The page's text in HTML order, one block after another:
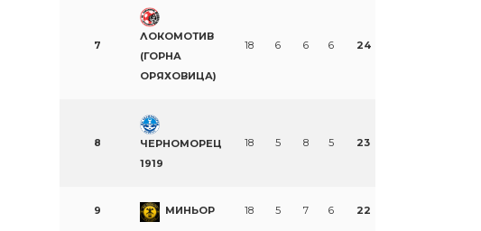
7
ЛОКОМОТИВ
(ГОРНА
ОРЯХОВИЦА)
18 6 6 6 24
8
ЧЕРНОМОРЕЦ
1919
18 5 8 5 23
9 МИНЬОР 18 5 7 6 22